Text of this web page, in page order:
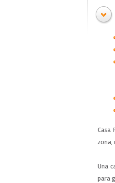
Casa
zona,
Una
para